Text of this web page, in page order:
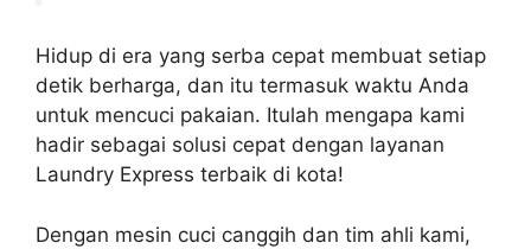
Hidup di era yang serba cepat membuat setiap
detik berharga, dan itu termasuk waktu Anda
untuk mencuci pakaian. Itulah mengapa kami
hadir sebagai solusi cepat dengan layanan
Laundry Express terbaik di kota!
Dengan mesin cuci canggih dan tim ahli kami,